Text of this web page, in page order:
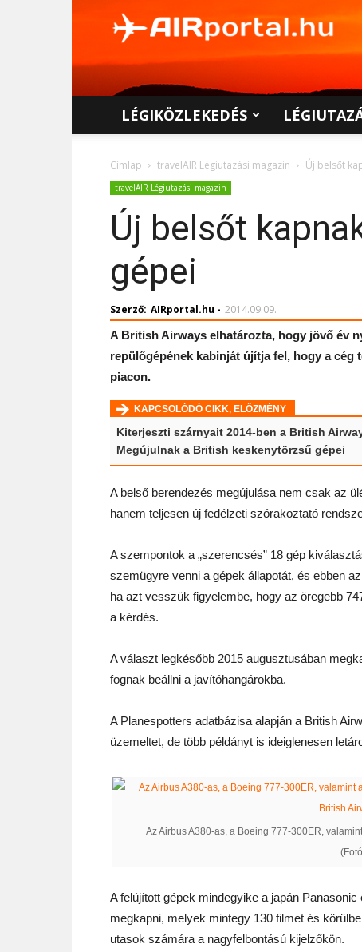
LÉGIKÖZLEKEDÉS
Címlap travelAIR Légiutazási magazin Új belsőt
travelAIR Légiutazási magazin
Új belsőt
gépei
Szerző: AIRportal.hu - 2014.09.09.
A British Airways elhatározta, hogy jövő év
repülőgépének kabinját újítja fel, hogy a cég
piacon.
KAPCSOLÓDÓ CIKK, ELŐZMÉNY
Kiterjeszti szárnyait 2014-ben a British
Megújulnak a British keskenytörzsű gépei
A belső berendezés megújulása nem csak az
hanem teljesen új fedélzeti szórakoztató
A szempontok a „szerencsés” 18 gép
szemügyre venni a gépek állapotát, és ebben
ha azt vesszük figyelembe, hogy az öregebb
a kérdés.
A választ legkésőbb 2015 augusztusában
fognak beállni a javítóhangárokba.
A Planespotters adatbázisa alapján a British
üzemeltet, de több példányt is ideiglenesen
Az Airbus A380-as, a Boeing 777-300ER,
A felújított gépek mindegyike a japán
megkapni, melyek mintegy 130 filmet és
utasok számára a nagyfelbontású kijelzőkön.